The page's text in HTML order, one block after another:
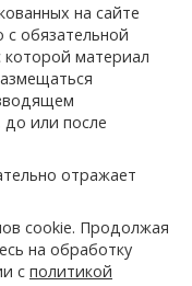
на сайте
с обязательной
которой материал
до или после
отражает
cookie. Продолжая
на обработку
с политикой